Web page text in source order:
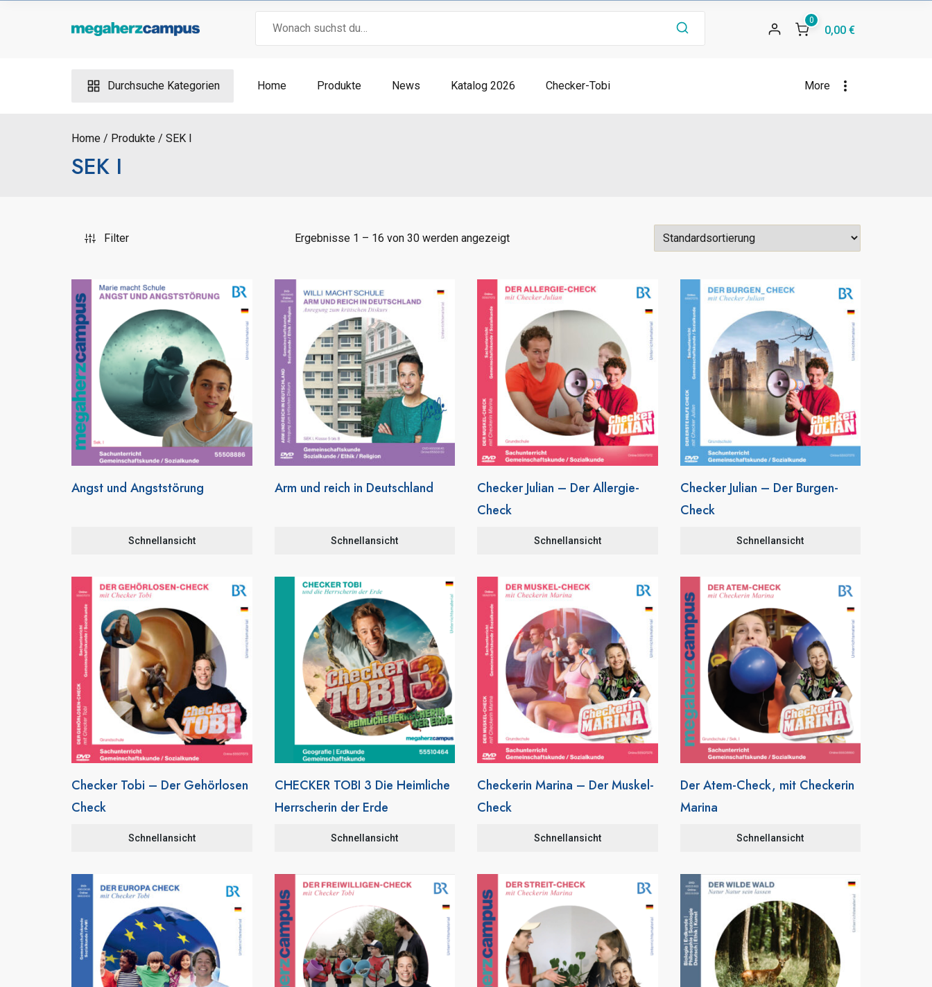
0
0,00 €
Durchsuche Kategorien Home Produkte News Katalog 2026 Checker-Tobi More
Home Produkte SEK I
SEK I
Filter Ergebnisse 1 – 16 von 30 werden angezeigt
Angst und Angststörung
Schnellansicht
Arm und reich in Deutschland
Schnellansicht
Checker Julian – Der Allergie-
Check
Schnellansicht
Checker Julian – Der Burgen-
Check
Schnellansicht
Checker Tobi – Der Gehörlosen
Check
Schnellansicht
CHECKER TOBI 3 Die Heimliche
Herrscherin der Erde
Schnellansicht
Checkerin Marina – Der Muskel-
Check
Schnellansicht
Der Atem-Check, mit Checkerin
Marina
Schnellansicht